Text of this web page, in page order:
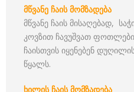
მწვანე ჩაის მომზადება
მწვანე ჩაის მისაღებად,
კოვზით ჩავუშვათ
ჩაისთვის იყენებენ
წყალს.
ხილის ჩაის მომზადება